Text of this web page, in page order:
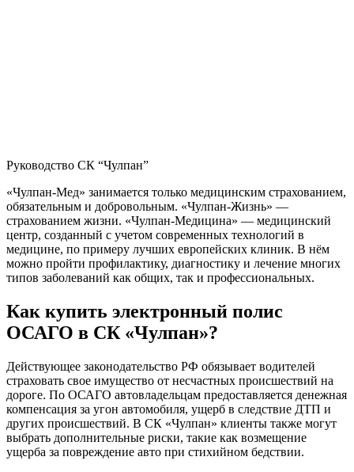
Руководство СК “Чулпан”
«Чулпан-Мед» занимается только медицинским страхованием,
обязательным и добровольным. «Чулпан-Жизнь» —
страхованием жизни. «Чулпан-Медицина» — медицинский
центр, созданный с учетом современных технологий в
медицине, по примеру лучших европейских клиник. В нём
можно пройти профилактику, диагностику и лечение многих
типов заболеваний как общих, так и профессиональных.
Как купить электронный полис
ОСАГО в СК «Чулпан»?
Действующее законодательство РФ обязывает водителей
страховать свое имущество от несчастных происшествий на
дороге. По ОСАГО автовладельцам предоставляется денежная
компенсация за угон автомобиля, ущерб в следствие ДТП и
других происшествий. В СК «Чулпан» клиенты также могут
выбрать дополнительные риски, такие как возмещение
ущерба за повреждение авто при стихийном бедствии.